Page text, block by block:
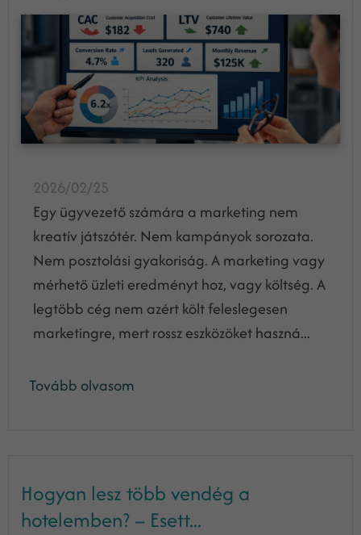
2026/02/25
Egy ügyvezető számára a marketing nem
kreatív játszótér. Nem kampányok sorozata.
Nem posztolási gyakoriság. A marketing vagy
mérhető üzleti eredményt hoz, vagy költség. A
legtöbb cég nem azért költ feleslegesen
marketingre, mert rossz eszközöket haszná...
Tovább olvasom
Hogyan lesz több vendég a
hotelemben? – Esett...